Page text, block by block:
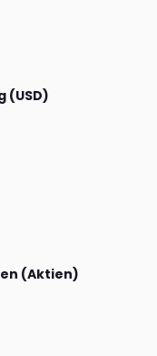
(USD)
(Aktien)